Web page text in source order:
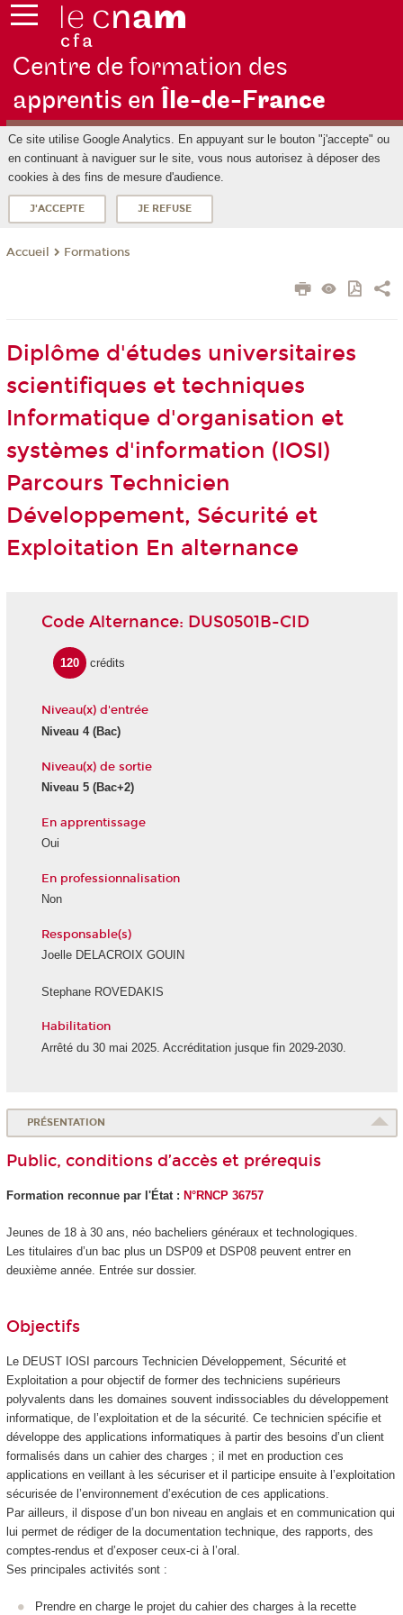
Centre de formation des
apprentis en Île-de-France
Ce site utilise Google Analytics. En appuyant sur le bouton "j'accepte" ou
en continuant à naviguer sur le site, vous nous autorisez à déposer des
cookies à des fins de mesure d'audience.
J'ACCEPTE JE REFUSE
Accueil Formations
Diplôme d'études universitaires
scientifiques et techniques
Informatique d'organisation et
systèmes d'information (IOSI)
Parcours Technicien
Développement, Sécurité et
Exploitation En alternance
Code Alternance: DUS0501B-CID
120 crédits
Niveau(x) d'entrée
Niveau 4 (Bac)
Niveau(x) de sortie
Niveau 5 (Bac+2)
En apprentissage
Oui
En professionnalisation
Non
Responsable(s)
Joelle DELACROIX GOUIN
Stephane ROVEDAKIS
Habilitation
Arrêté du 30 mai 2025. Accréditation jusque fin 2029-2030.
PRÉSENTATION
Public, conditions d’accès et prérequis
Formation reconnue par l'État : N°RNCP 36757
Jeunes de 18 à 30 ans, néo bacheliers généraux et technologiques.
Les titulaires d’un bac plus un DSP09 et DSP08 peuvent entrer en
deuxième année. Entrée sur dossier.
Objectifs
Le DEUST IOSI parcours Technicien Développement, Sécurité et
Exploitation a pour objectif de former des techniciens supérieurs
polyvalents dans les domaines souvent indissociables du développement
informatique, de l’exploitation et de la sécurité. Ce technicien spécifie et
développe des applications informatiques à partir des besoins d’un client
formalisés dans un cahier des charges ; il met en production ces
applications en veillant à les sécuriser et il participe ensuite à l’exploitation
sécurisée de l’environnement d’exécution de ces applications.
Par ailleurs, il dispose d’un bon niveau en anglais et en communication qui
lui permet de rédiger de la documentation technique, des rapports, des
comptes-rendus et d’exposer ceux-ci à l’oral.
Ses principales activités sont :
Prendre en charge le projet du cahier des charges à la recette